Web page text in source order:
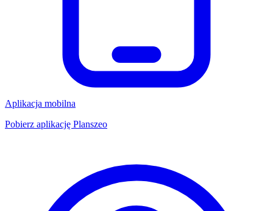
Aplikacja mobilna
Pobierz aplikację Planszeo